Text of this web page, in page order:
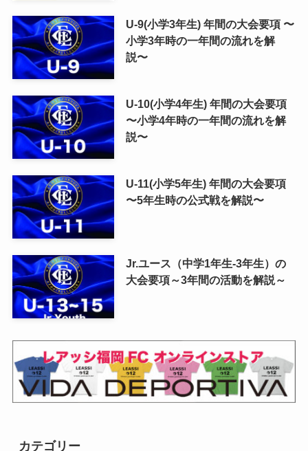
U-9(小学3年生) 年間の大会要項 〜
小学3年時の一年間の流れを解
説〜
U-10(小学4年生) 年間の大会要項
〜小学4年時の一年間の流れを解
説〜
U-11(小学5年生) 年間の大会要項
〜5年生時の公式戦を解説〜
Jr.ユース（中学1年生-3年生）の
大会要項～3年間の活動を解説～
カテゴリー